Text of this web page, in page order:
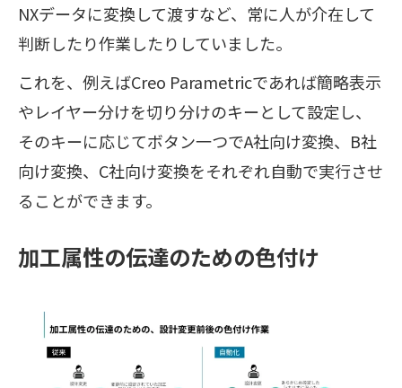
NXデータに変換して渡すなど、常に人が介在して
判断したり作業したりしていました。
これを、例えばCreo Parametricであれば簡略表示
やレイヤー分けを切り分けのキーとして設定し、
そのキーに応じてボタン一つでA社向け変換、B社
向け変換、C社向け変換をそれぞれ自動で実行させ
ることができます。
加工属性の伝達のための色付け